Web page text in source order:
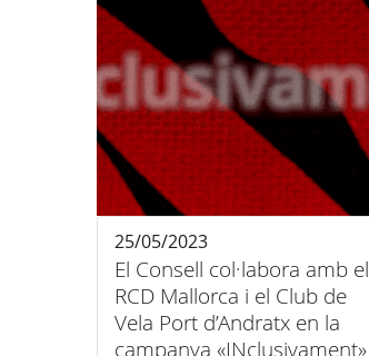
El Consell col·labora amb el
RCD Mallorca i el Club de
Vela Port d’Andratx en la
campanya «INclusivament»
25/05/2023